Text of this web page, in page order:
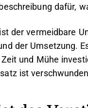
dafür,
der vermeidbare
der Umsetzung.
und Mühe
ist